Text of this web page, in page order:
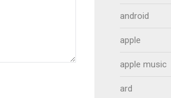
android
apple
apple music
ard